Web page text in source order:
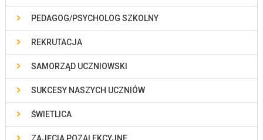
PEDAGOG/PSYCHOLOG SZKOLNY
REKRUTACJA
SAMORZĄD UCZNIOWSKI
SUKCESY NASZYCH UCZNIÓW
ŚWIETLICA